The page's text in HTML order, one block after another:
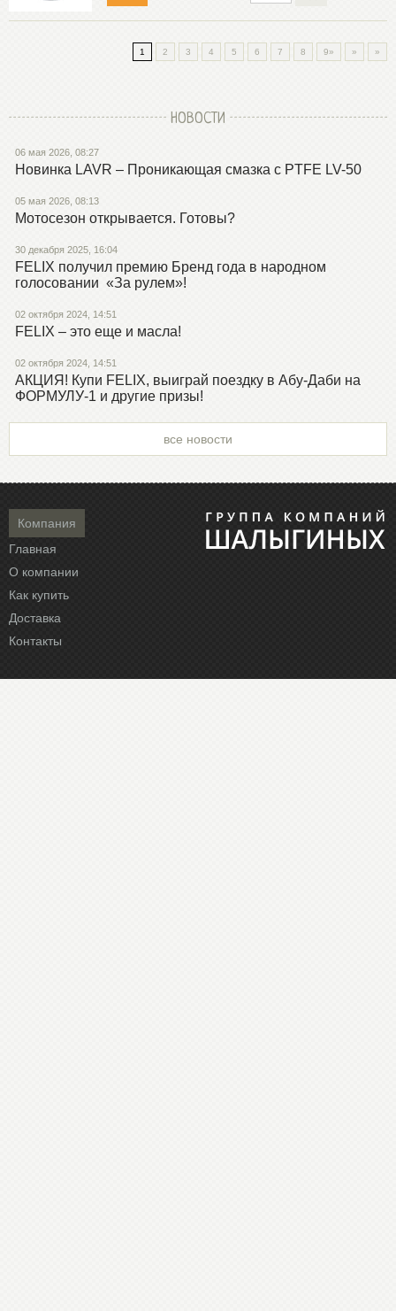
1 2 3 4 5 6 7 8 9» » »
НОВОСТИ
06 мая 2026, 08:27
Новинка LAVR – Проникающая смазка с PTFE LV-50
05 мая 2026, 08:13
Мотосезон открывается. Готовы?
30 декабря 2025, 16:04
FELIX получил премию Бренд года в народном
голосовании «За рулем»!
02 октября 2024, 14:51
FELIX – это еще и масла!
02 октября 2024, 14:51
АКЦИЯ! Купи FELIX, выиграй поездку в Абу-Даби на
ФОРМУЛУ-1 и другие призы!
все новости
Компания
Главная
О компании
Как купить
Доставка
Контакты